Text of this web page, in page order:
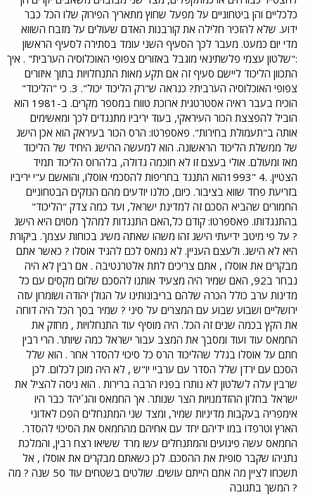
כלכליים והן ביטחוניים על מפעל שחוץ מתאריך הפירוק שלו הכל כבר
ידוע. שלא להזכיר חלילה את קורבנות האדם שעולים על מזבח השווא
מדי יום כמעט. מעבר לכך הסעיף השני עומד בסתירה לסעיף הראשון
:"שלטון עצמי פלשתינאי מוגבל באזורים צפופי האוכלוסיה הערבית" . איך
התכוון הליכוד ליישם סעיף זה אם תקע מאות התנחלויות בתוך איזורים
צפופי האוכלוסיה הערבית? כנראה ש"רק הליכוד יכול". 3. כי "הליכוד"
הוכיח בעבר ראיה אסטרטגית ארוכת טווח במספר מקרים. ב-1981 הוא
הוביל להפצצת הכור העיראקי, בעוד יריביו מתנגדים לכך ומאשימים
אותה ב"תעמולת בחירות". פאספרטו: הרס הכור בעיראק הוא אכן הישג
של ממשלת הליכוד הראשונה. הוא למעשה ההישג היחיד של הליכוד
מאז ומעולם. אולי בעצם זו לא חוכמה גדולה, בלהרוס הליכוד תמיד
הצטיין. .4 "1993הוא התנגד בחריפות להסכמי אוסלו, והואשם ע"י יריביו
בזריעת פחד שווא בציבור. כיום, כולנו יודעים מהם הנזקים הבטחוניים
החמורים שהביא הסכם זה למדינת ישראל, ועד כמה צדק "הליכוד"
בהתנגדותו. פאספרטו: קודם כל,האם התנגדות למהלך מסוים היא הישג
? על פי מיטב ידיעתי הישג זהו משהו שאתה משיג בכוחות עצמך. ביקורת
היא לא הישג. ולעצם העניין. לא נמאס לכם להגיד אוסלו ? כאשר אתם
מבקרים את אוסלו , אתם צריכים לתת אלטרנטיבה . אם רבין לא היה
נבחר ב92, האם שמיר היה מצעיד אותנו להסכם שלום מקסים עם כל
מדינות ערב כולל הכרה שלהם בריבונותינו על הגולן יהודה ושומרון עזה
ירושליים ושבוע שבוע עם המצרים על סיני ? שמיר בסך הכל היה דוחה
את הקץ בכמה שנים זה הכל. היה מוסיף עוד התנחלויות , מחזק את
החמאס עוד ועוד ומסבך את המצב עבור ישראל כמה שיותר. הרי רבין
חתם על אוסלו בגלל שהליכוד הרס כל סיכוי להסדר אחר . הוא שלל
הסכם עם ירדן שלל הסדר עם ערביי יו"ש , לא היה מוכן לכלום. לכן
שרבין עלה לשלטון לא נותרו בפניו הרבה ברירות . הוא ניסה להציל את
ישראל בחלון ההזדמנויות הצר שנותר. אך החמאס והג´יהד כבר היו
אימפריה בעקבות מדיניות שמיר, ומצד שני המתנחלים הפכו לאדוני
הארץ וטרפדו במו ידיהם יחד עם אחיהם מהחמאס את הסיכוי להסדר.
החמאס עשה פיגועים והמתנחלים עשו מרד ששיאו רצח רבין, והמלכת
נתניהו שקבר סופית את ההסכם. לכן כשאתם מבקרים את אוסלו , אל
תשכחו לציין מה אתם הייתם עושים. שולטים בשטחים עוד 50 שנה ? מה
? המשך בתגובה